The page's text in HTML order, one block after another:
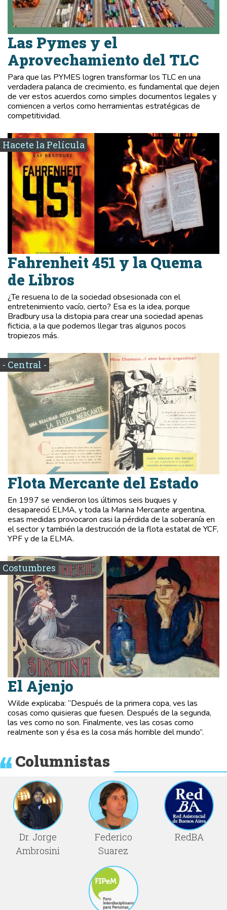
Las Pymes y el
Aprovechamiento del TLC
Para que las PYMES logren transformar los TLC en una
verdadera palanca de crecimiento, es fundamental que dejen
de ver estos acuerdos como simples documentos legales y
comiencen a verlos como herramientas estratégicas de
competitividad.
Hacete la Película
Fahrenheit 451 y la Quema
de Libros
¿Te resuena lo de la sociedad obsesionada con el
entretenimiento vacío, cierto? Esa es la idea, porque
Bradbury usa la distopia para crear una sociedad apenas
ficticia, a la que podemos llegar tras algunos pocos
tropiezos más.
- Central -
Flota Mercante del Estado
En 1997 se vendieron los últimos seis buques y
desapareció ELMA, y toda la Marina Mercante argentina,
esas medidas provocaron casi la pérdida de la soberanía en
el sector y también la destrucción de la flota estatal de YCF,
YPF y de la ELMA.
Costumbres
El Ajenjo
Wilde explicaba: “Después de la primera copa, ves las
cosas como quisieras que fuesen. Después de la segunda,
las ves como no son. Finalmente, ves las cosas como
realmente son y ésa es la cosa más horrible del mundo”.
Columnistas
Dr. Jorge
Ambrosini
Federico
Suarez
RedBA